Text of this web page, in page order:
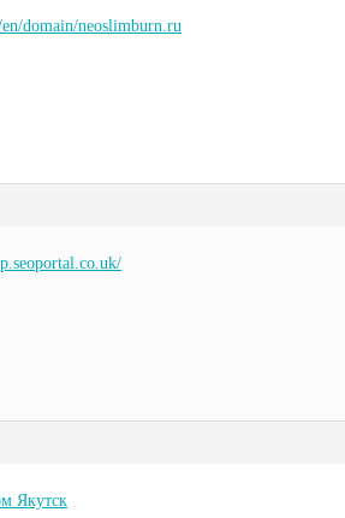
domain/neoslimburn.ru
Якутск